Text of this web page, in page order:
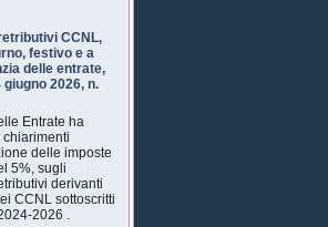
CCNL,
festivo e a
delle entrate,
2026, n.
Entrate ha
delle imposte
5%, sugli
derivanti
CCNL sottoscritti
2026 .